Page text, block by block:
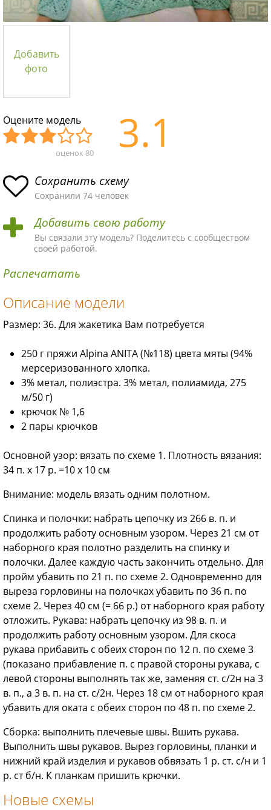
Добавить
фото
Оцените модель
асн
ая
ма
пло
хая
ма
ыч
ная
ма
Хор
ая
ма
Отл
ая
ма!
оценок 80 3.1
Сохранить схему
Сохранили 74 человек
Добавить свою работу
Вы связали эту модель? Поделитесь с сообществом
своей работой.
Распечатать
Описание модели
Размер: 36. Для жакетика Вам потребуется
250 г пряжи Alpina ANITA (№118) цвета мяты (94%
мерсеризованного хлопка.
3% метал, полиэстра. 3% метал, полиамида, 275
м/50 г)
крючок № 1,6
2 пары крючков
Основной узор: вязать по схеме 1. Плотность вязания:
34 п. х 17 р. =10 х 10 см
Внимание: модель вязать одним полотном.
Спинка и полочки: набрать цепочку из 266 в. п. и
продолжить работу основным узором. Через 21 см от
наборного края полотно разделить на спинку и
полочки. Далее каждую часть закончить отдельно. Для
пройм убавить по 21 п. по схеме 2. Одновременно для
выреза горловины на полочках убавить по 36 п. по
схеме 2. Через 40 см (= 66 р.) от наборного края работу
отложить. Рукава: набрать цепочку из 98 в. п. и
продолжить работу основным узором. Для скоса
рукава прибавить с обеих сторон по 12 п. по схеме 3
(показано прибавление п. с правой стороны рукава, с
левой стороны выполнять так же, заменяя ст. с/2н на 3
в. п., а 3 в. п. на ст. с/2н. Через 18 см от наборного края
убавить для оката с обеих сторон по 48 п. по схеме 2.
Сборка: выполнить плечевые швы. Вшить рукава.
Выполнить швы рукавов. Вырез горловины, планки и
нижний край изделия и рукавов обвязать 1 р. ст. с/н и 1
р. ст б/н. К планкам пришить крючки.
Новые схемы